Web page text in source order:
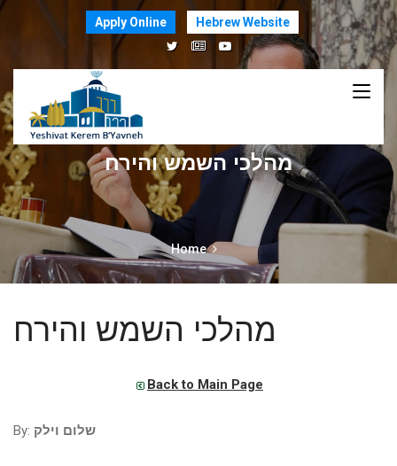
Apply Online Hebrew Website
מהלכי השמש והירח
Home
מהלכי השמש והירח
Back to Main Page
By: שלום וילק